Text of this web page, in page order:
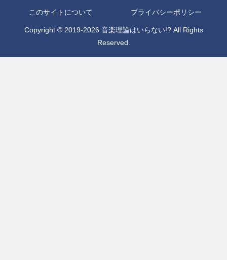
このサイトについて プライバシーポリシー
Copyright © 2019-2026 音楽理論はいらない!? All Rights
Reserved.